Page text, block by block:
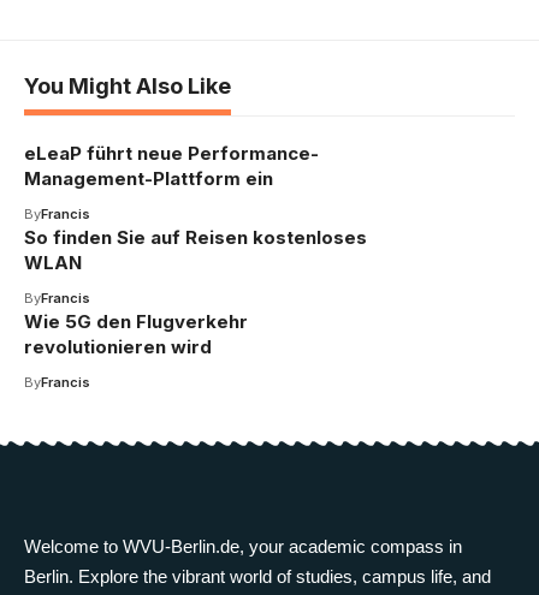
You Might Also Like
eLeaP führt neue Performance-
Management-Plattform ein
ByFrancis
So finden Sie auf Reisen kostenloses
WLAN
ByFrancis
Wie 5G den Flugverkehr
revolutionieren wird
ByFrancis
Welcome to WVU-Berlin.de, your academic compass in
Berlin. Explore the vibrant world of studies, campus life, and